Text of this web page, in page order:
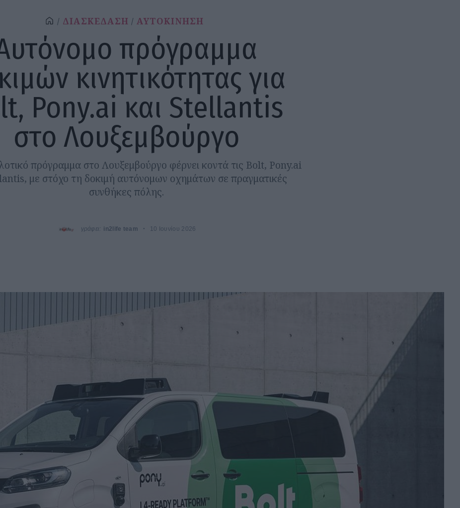
ΔΙΑΣΚΕΔΑΣΗ ΑΥΤΟΚΙΝΗΣΗ
πρόγραμμα
κινητικότητας για
Pony.ai και Stellantis
στο Λουξεμβούργο
πρόγραμμα στο Λουξεμβούργο φέρνει κοντά τις Bolt, Pony.ai
με στόχο τη δοκιμή αυτόνομων οχημάτων σε πραγματικές
συνθήκες πόλης.
γράφει: in2life team 10 Ιουνίου 2026